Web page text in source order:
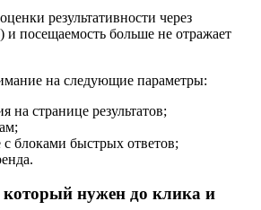
результативности через
и посещаемость больше не отражает
на следующие параметры:
на странице результатов;
с блоками быстрых ответов;
который нужен до клика и